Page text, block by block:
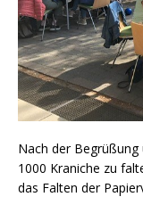
Nach der
1000 Kraniche zu
das Falten der